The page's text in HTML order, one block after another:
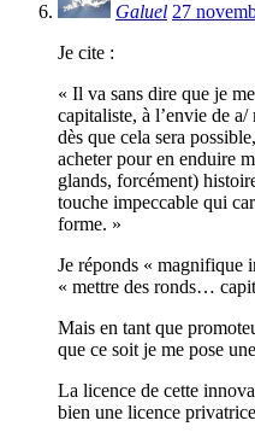
Galuel 27
Je cite :
« Il va sans dire que je
capitaliste, à l’envie de a/
dès que cela sera
acheter pour en enduire
glands, forcément)
touche impeccable qui
forme. »
Je réponds « magnifique
« mettre des ronds…
Mais en tant que
que ce soit je me pose
La licence de cette
bien une licence